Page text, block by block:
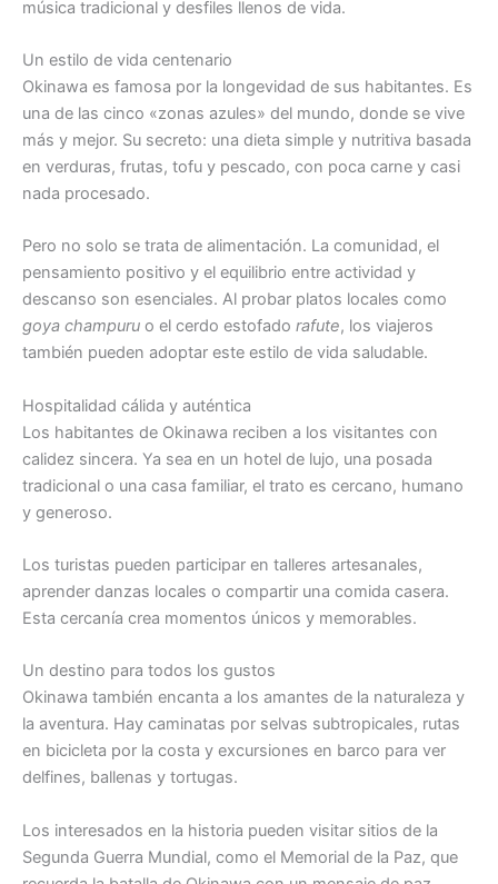
música tradicional y desfiles llenos de vida.
Un estilo de vida centenario
Okinawa es famosa por la longevidad de sus habitantes. Es
una de las cinco «zonas azules» del mundo, donde se vive
más y mejor. Su secreto: una dieta simple y nutritiva basada
en verduras, frutas, tofu y pescado, con poca carne y casi
nada procesado.
Pero no solo se trata de alimentación. La comunidad, el
pensamiento positivo y el equilibrio entre actividad y
descanso son esenciales. Al probar platos locales como
goya champuru o el cerdo estofado rafute, los viajeros
también pueden adoptar este estilo de vida saludable.
Hospitalidad cálida y auténtica
Los habitantes de Okinawa reciben a los visitantes con
calidez sincera. Ya sea en un hotel de lujo, una posada
tradicional o una casa familiar, el trato es cercano, humano
y generoso.
Los turistas pueden participar en talleres artesanales,
aprender danzas locales o compartir una comida casera.
Esta cercanía crea momentos únicos y memorables.
Un destino para todos los gustos
Okinawa también encanta a los amantes de la naturaleza y
la aventura. Hay caminatas por selvas subtropicales, rutas
en bicicleta por la costa y excursiones en barco para ver
delfines, ballenas y tortugas.
Los interesados en la historia pueden visitar sitios de la
Segunda Guerra Mundial, como el Memorial de la Paz, que